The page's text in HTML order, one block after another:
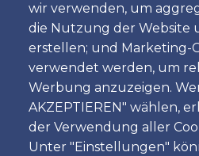
wir verwenden, um
die Nutzung der Website
erstellen; und Marketing-
verwendet werden, um
Werbung anzuzeigen.
AKZEPTIEREN" wählen,
der Verwendung aller
Unter "Einstellungen"
Passengers Vehicle
Kleine Kombi Diesel
5 Passagieren & 4 Taschen
2 Passagieren & 2 Taschen &